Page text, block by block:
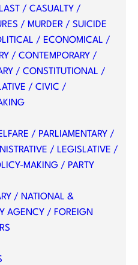
/ CASUALTY /
/ MURDER / SUICIDE
/ ECONOMICAL /
/ CONTEMPORARY /
/ CONSTITUTIONAL /
/ CIVIC /
/ PARLIAMENTARY /
/ LEGISLATIVE /
MAKING / PARTY
/ NATIONAL &
AGENCY / FOREIGN